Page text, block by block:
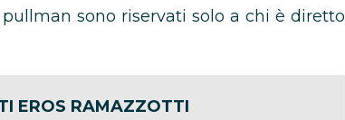
sono riservati solo a chi è diretto
EROS RAMAZZOTTI